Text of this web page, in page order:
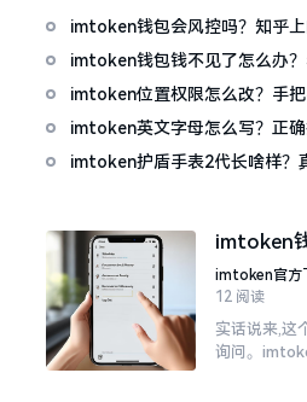
imtoken钱包会风控吗？知乎上
老币民告诉你
imtoken钱包钱不见了怎么办？
找回
imtoken位置权限怎么改？手
imtoken英文字母怎么写？正
imtoken护盾手表2代长啥样？
imtoken
答案可能
imtoken官方
12 阅读
实话说来,这
询问。